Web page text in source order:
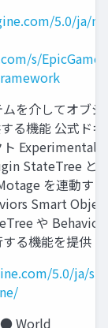
5.0/ja/
s/
を介してオブジ
る機能 公式ド
ト Experimental
StateTree と
を連動す
Smart
や
る機能を提供
5.0/ja/
World